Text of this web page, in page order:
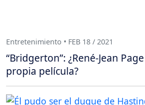
Entretenimiento • FEB 18 / 2021
“Bridgerton”: ¿René-Jean
propia película?